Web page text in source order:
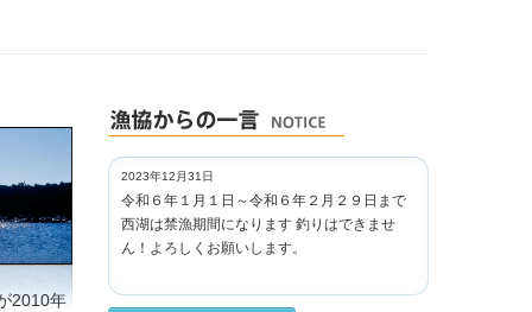
2010年
2023年12月31日
令和６年１月１日～令和６年２月２９日まで
西湖は禁漁期間になります 釣りはできませ
ん！よろしくお願いします。